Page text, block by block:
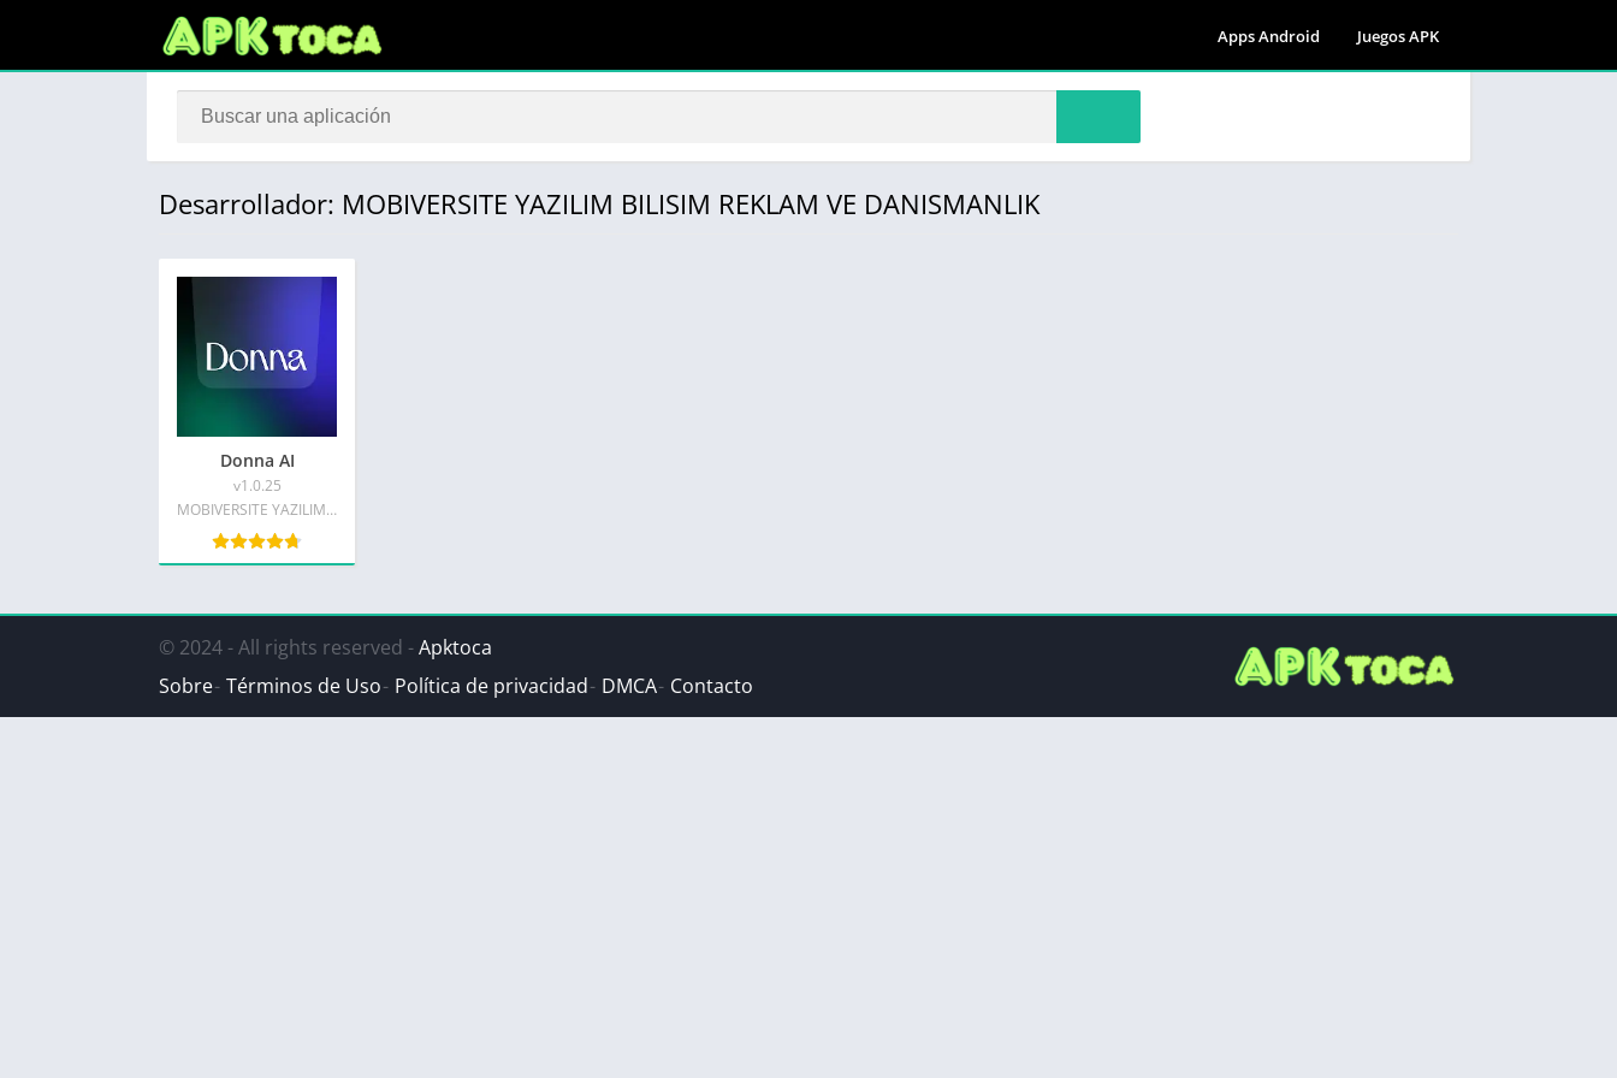
Apps Android Juegos APK
Desarrollador: MOBIVERSITE YAZILIM BILISIM REKLAM VE DANISMANLIK
Donna AI
v1.0.25
MOBIVERSITE YAZILIM BILISIM REKLAM VE DANISMANLIK
© 2024 - All rights reserved -Apktoca
Sobre Términos de Uso Política de privacidad DMCA Contacto